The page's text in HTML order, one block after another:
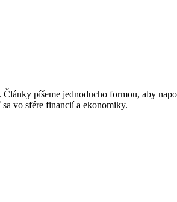
píšeme jednoducho formou, aby
vo sfére financií a ekonomiky.